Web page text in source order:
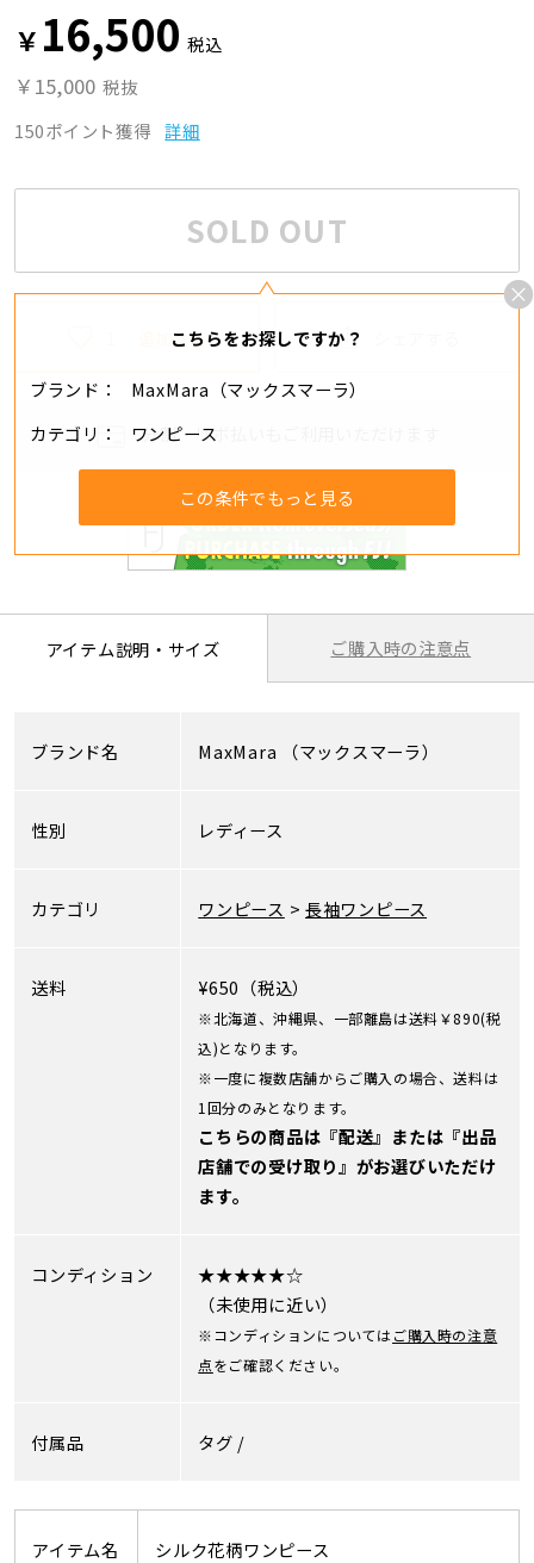
￥ 16,500 税込
￥15,000 税抜
150ポイント獲得 詳細
SOLD OUT
こちらをお探しですか？
ブランド
MaxMara（マックスマーラ）
カテゴリ
ワンピース
この条件でもっと見る
追加する
分割・リボ払いもご利用いただけます
アイテム説明・サイズ ご購入時の注意点
ブランド名 MaxMara （マックスマーラ）
性別 レディース
カテゴリ ワンピース >長袖ワンピース
送料 ¥650（税込）
※北海道、沖縄県、一部離島は送料￥890(税
込)となります。
※一度に複数店舗からご購入の場合、送料は
1回分のみとなります。
こちらの商品は『配送』または『出品
店舗での受け取り』がお選びいただけ
ます。
コンディション
★★★★★☆
（未使用に近い）
※コンディションについてはご購入時の注意
点をご確認ください。
付属品 タグ /
アイテム名 シルク花柄ワンピース